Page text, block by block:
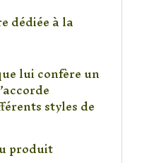
dédiée à la
lui confère un
styles de
produit